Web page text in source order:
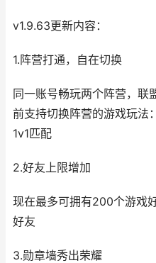
v1.9.63更新内容：
1.阵营打通，自在切换
同一账号畅玩两个阵营，联
前支持切换阵营的游戏玩法
1v1匹配
2.好友上限增加
现在最多可拥有200个游戏
好友
3.勋章墙秀出荣耀